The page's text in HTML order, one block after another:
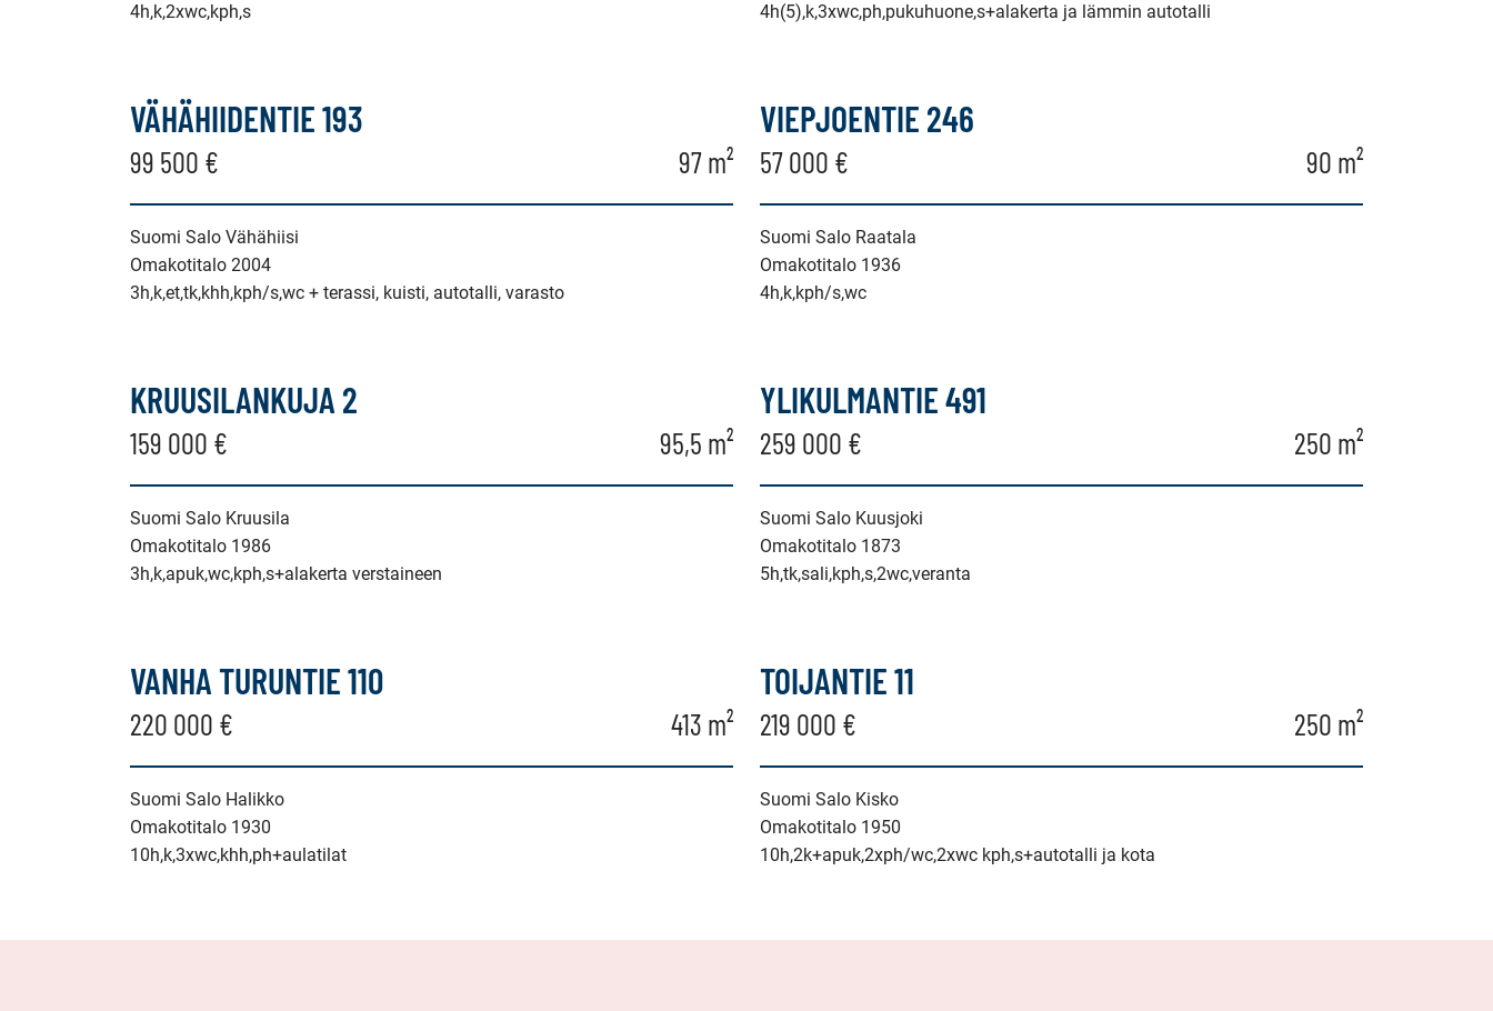
4h,k,2xwc,kph,s
4h(5),k,3xwc,ph,pukuhuone,s+alakerta ja lämmin autotalli
VÄHÄHIIDENTIE 193
99 500 € 97 m²
Suomi Salo Vähähiisi
Omakotitalo 2004
3h,k,et,tk,khh,kph/s,wc + terassi, kuisti, autotalli, varasto
VIEPJOENTIE 246
57 000 € 90 m²
Suomi Salo Raatala
Omakotitalo 1936
4h,k,kph/s,wc
KRUUSILANKUJA 2
159 000 € 95,5 m²
Suomi Salo Kruusila
Omakotitalo 1986
3h,k,apuk,wc,kph,s+alakerta verstaineen
YLIKULMANTIE 491
259 000 € 250 m²
Suomi Salo Kuusjoki
Omakotitalo 1873
5h,tk,sali,kph,s,2wc,veranta
VANHA TURUNTIE 110
220 000 € 413 m²
Suomi Salo Halikko
Omakotitalo 1930
10h,k,3xwc,khh,ph+aulatilat
TOIJANTIE 11
219 000 € 250 m²
Suomi Salo Kisko
Omakotitalo 1950
10h,2k+apuk,2xph/wc,2xwc kph,s+autotalli ja kota